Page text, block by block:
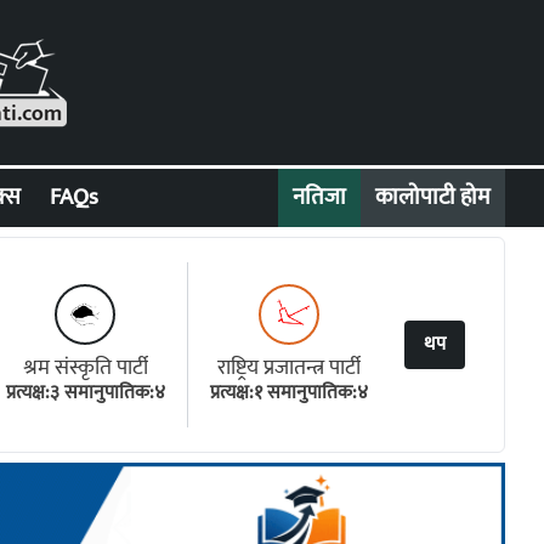
नतिजा कालोपाटी होम
FAQs
श्रम संस्कृति पार्टी
प्रत्यक्ष:३ समानुपातिक:४
राष्ट्रिय प्रजातन्त्र पार्टी
प्रत्यक्ष:१ समानुपातिक:४
थप